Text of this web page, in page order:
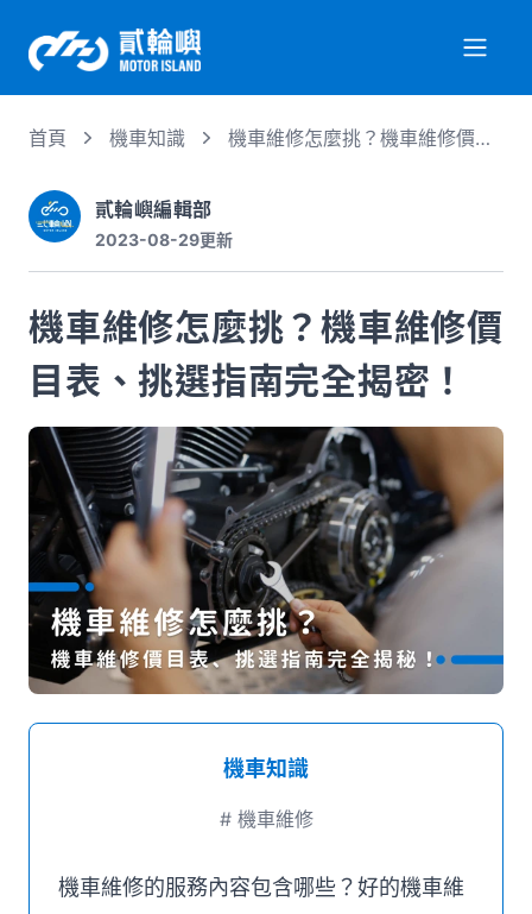
服務項目
機車行情
徵才資訊
媒體推薦
聯絡我們
首頁 機車知識
機車維修怎麼挑？機車維修價目
貳輪嶼編輯部
2023-08-29更新
機車維修怎麼挑？機車維修價
目表、挑選指南完全揭密！
機車知識
# 機車維修
機車維修的服務內容包含哪些？好的機車維